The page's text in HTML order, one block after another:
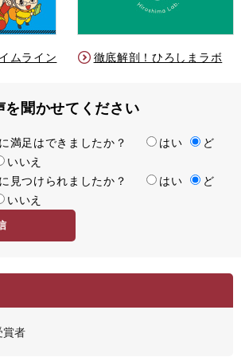
ムライン 徹底解剖！ひろしまラボ
を聞かせてください
満足はできましたか？ はい
ど
いいえ
見つけられましたか？ はい
ど
いいえ
賞者